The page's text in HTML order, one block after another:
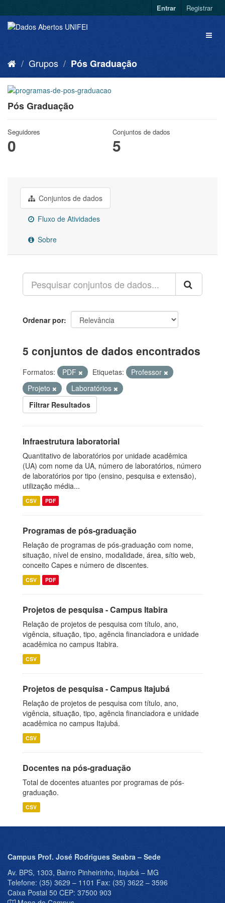
Entrar Registrar
Grupos Pós Graduação
Pós Graduação
Seguidores
0
Conjuntos de dados
5
Conjuntos de dados
Fluxo de Atividades
Sobre
Ordenar por
5 conjuntos de dados encontrados
Formatos: PDF Etiquetas:
Professor
Projeto
Laboratórios
Filtrar Resultados
Infraestrutura laboratorial
Quantitativo de laboratórios por unidade acadêmica
(UA) com nome da UA, número de laboratórios, número
de laboratórios por tipo (ensino, pesquisa e extensão),
utilização média...
CSV PDF
Programas de pós-graduação
Relação de programas de pós-graduação com nome,
situação, nível de ensino, modalidade, área, sítio web,
conceito Capes e número de discentes.
CSV PDF
Projetos de pesquisa - Campus Itabira
Relação de projetos de pesquisa com título, ano,
vigência, situação, tipo, agência financiadora e unidade
acadêmica no campus Itabira.
CSV
Projetos de pesquisa - Campus Itajubá
Relação de projetos de pesquisa com título, ano,
vigência, situação, tipo, agência financiadora e unidade
acadêmica no campus Itajubá.
CSV
Docentes na pós-graduação
Total de docentes atuantes por programas de pós-
graduação.
CSV
Campus Prof. José Rodrigues Seabra – Sede
Av. BPS, 1303, Bairro Pinheirinho, Itajubá – MG
Telefone: (35) 3629 – 1101 Fax: (35) 3622 – 3596
Caixa Postal 50 CEP: 37500 903